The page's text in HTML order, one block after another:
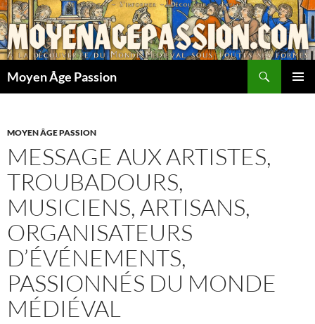
Aller
au
contenu
Moyen Âge Passion
MOYEN ÂGE PASSION
MESSAGE AUX ARTISTES,
TROUBADOURS,
MUSICIENS, ARTISANS,
ORGANISATEURS
D’ÉVÉNEMENTS,
PASSIONNÉS DU MONDE
MÉDIÉVAL